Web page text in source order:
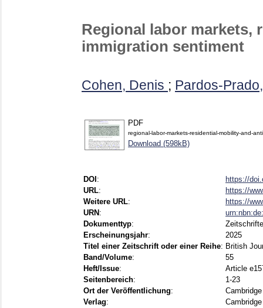
Regional labor markets,
immigration sentiment
Cohen, Denis ; Pardos-
PDF
regional-labor-markets-residential-mobility-and-
Download (598kB)
DOI :
https://
URL:
https://
Weitere URL:
https://
URN :
Dokumenttyp:
Erscheinungsjahr:
2025
Titel einer Zeitschrift oder einer Reihe: British
Band/Volume:
55
Heft/Issue:
Article
Seitenbereich:
1-23
Ort der Veröffentlichung:
Cambridge
Verlag: